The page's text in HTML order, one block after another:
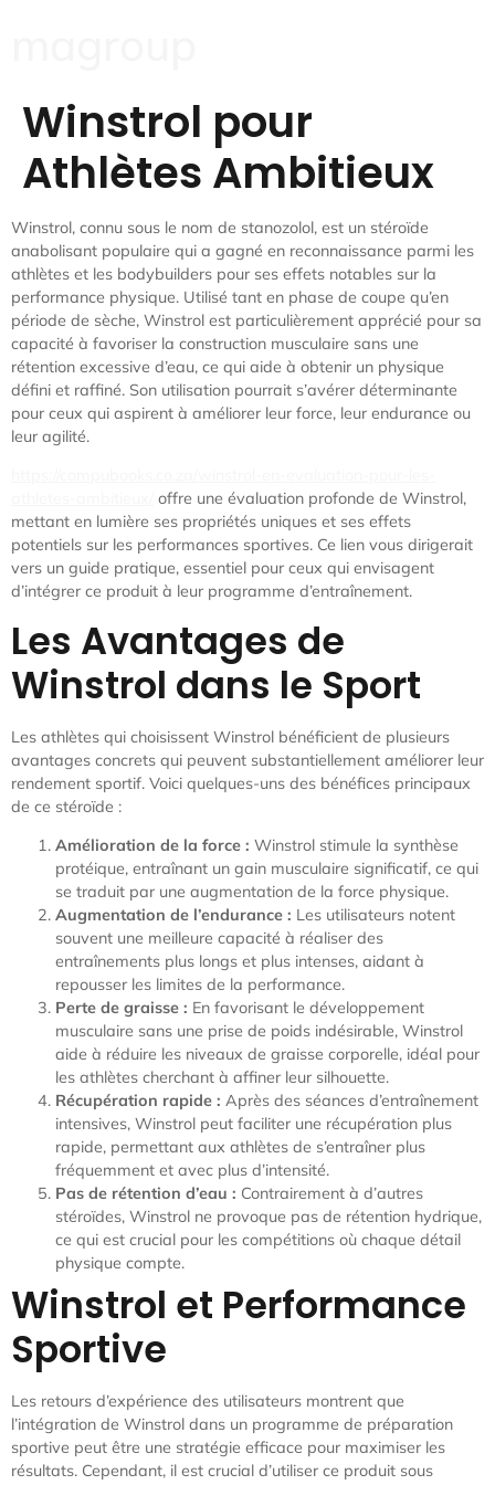
Winstrol pour
Athlètes Ambitieux
Winstrol, connu sous le nom de stanozolol, est un stéroïde
anabolisant populaire qui a gagné en reconnaissance parmi les
athlètes et les bodybuilders pour ses effets notables sur la
performance physique. Utilisé tant en phase de coupe qu’en
période de sèche, Winstrol est particulièrement apprécié pour sa
capacité à favoriser la construction musculaire sans une
rétention excessive d’eau, ce qui aide à obtenir un physique
défini et raffiné. Son utilisation pourrait s’avérer déterminante
pour ceux qui aspirent à améliorer leur force, leur endurance ou
leur agilité.
offre une évaluation profonde de Winstrol,
mettant en lumière ses propriétés uniques et ses effets
potentiels sur les performances sportives. Ce lien vous dirigerait
vers un guide pratique, essentiel pour ceux qui envisagent
d’intégrer ce produit à leur programme d’entraînement.
Les Avantages de
Winstrol dans le Sport
Les athlètes qui choisissent Winstrol bénéficient de plusieurs
avantages concrets qui peuvent substantiellement améliorer leur
rendement sportif. Voici quelques-uns des bénéfices principaux
de ce stéroïde :
Amélioration de la force : Winstrol stimule la synthèse
protéique, entraînant un gain musculaire significatif, ce qui
se traduit par une augmentation de la force physique.
Augmentation de l’endurance : Les utilisateurs notent
souvent une meilleure capacité à réaliser des
entraînements plus longs et plus intenses, aidant à
repousser les limites de la performance.
Perte de graisse : En favorisant le développement
musculaire sans une prise de poids indésirable, Winstrol
aide à réduire les niveaux de graisse corporelle, idéal pour
les athlètes cherchant à affiner leur silhouette.
Récupération rapide : Après des séances d’entraînement
intensives, Winstrol peut faciliter une récupération plus
rapide, permettant aux athlètes de s’entraîner plus
fréquemment et avec plus d’intensité.
Pas de rétention d’eau : Contrairement à d’autres
stéroïdes, Winstrol ne provoque pas de rétention hydrique,
ce qui est crucial pour les compétitions où chaque détail
physique compte.
Winstrol et Performance
Sportive
Les retours d’expérience des utilisateurs montrent que
l’intégration de Winstrol dans un programme de préparation
sportive peut être une stratégie efficace pour maximiser les
résultats. Cependant, il est crucial d’utiliser ce produit sous